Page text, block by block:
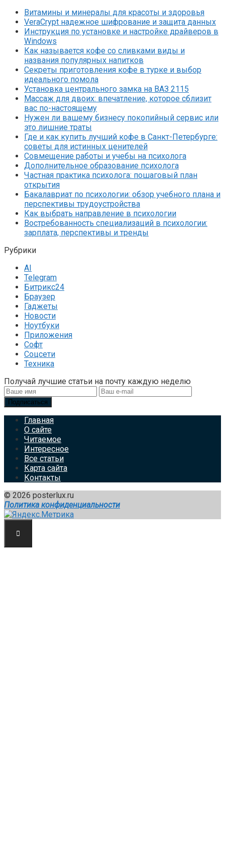
Витамины и минералы для красоты и здоровья
VeraCrypt надежное шифрование и защита данных
Инструкция по установке и настройке драйверов в
Windows
Как называется кофе со сливками виды и
названия популярных напитков
Секреты приготовления кофе в турке и выбор
идеального помола
Установка центрального замка на ВАЗ 2115
Массаж для двоих: впечатление, которое сблизит
вас по-настоящему
Нужен ли вашему бизнесу покопийный сервис или
это лишние траты
Где и как купить лучший кофе в Санкт-Петербурге:
советы для истинных ценителей
Совмещение работы и учебы на психолога
Дополнительное образование психолога
Частная практика психолога: пошаговый план
открытия
Бакалавриат по психологии: обзор учебного плана и
перспективы трудоустройства
Как выбрать направление в психологии
Востребованность специализаций в психологии:
зарплата, перспективы и тренды
Рубрики
AI
Telegram
Битрикс24
Браузер
Гаджеты
Новости
Ноутбуки
Приложения
Софт
Соцсети
Техника
Получай лучшие статьи на почту каждую неделю
Подписаться
Главная
О сайте
Читаемое
Интересное
Все статьи
Карта сайта
Контакты
© 2026 posterlux.ru
Политика конфиденциальности